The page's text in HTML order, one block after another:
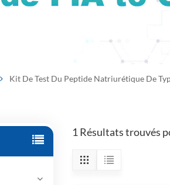
Kit De Test Du Peptide Natriurétique De
1 Résultats trouvés